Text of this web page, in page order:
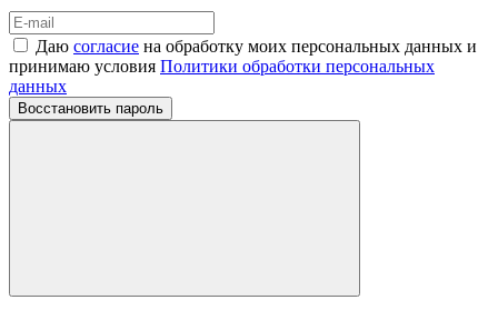
Даю согласие на обработку моих персональных данных и
принимаю условия Политики обработки персональных
данных
Восстановить пароль